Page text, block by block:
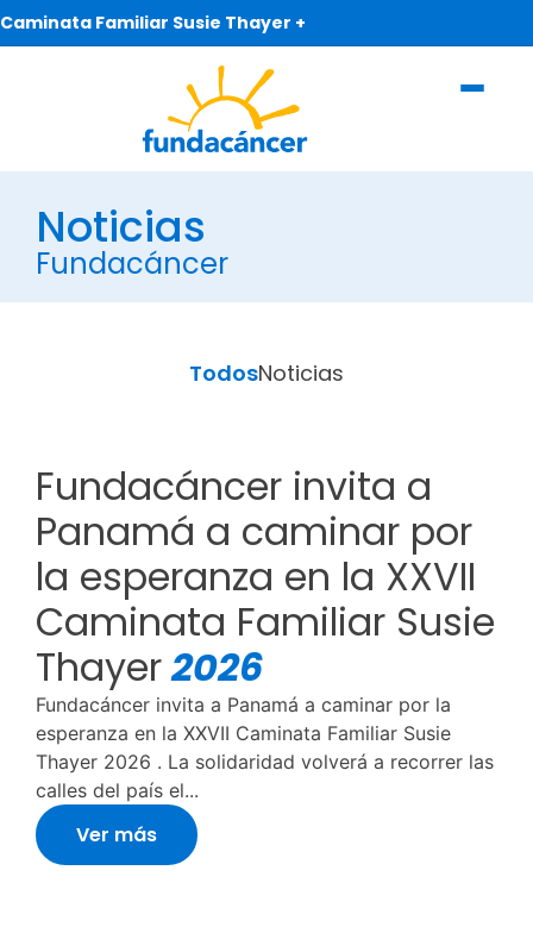
Caminata Familiar Susie Thayer +
Noticias
Fundacáncer
TodosNoticias
Fundacáncer invita a
Panamá a caminar por
la esperanza en la XXVII
Caminata Familiar Susie
Thayer2026
Fundacáncer invita a Panamá a caminar por la
esperanza en la XXVII Caminata Familiar Susie
Thayer 2026 . La solidaridad volverá a recorrer las
calles del país el...
Ver más